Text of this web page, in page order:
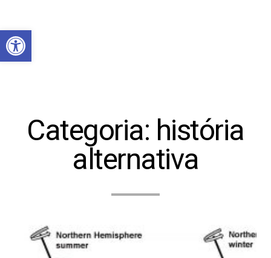
Abrir a barra de ferramentas
Categoria: história
alternativa